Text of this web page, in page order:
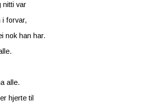
nitti var
i forvar,
nok han har.
alle.
hjerte til